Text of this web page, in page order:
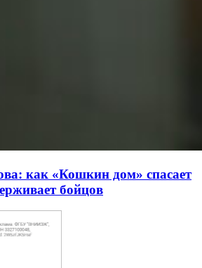
как «Кошкин дом» спасает
бойцов